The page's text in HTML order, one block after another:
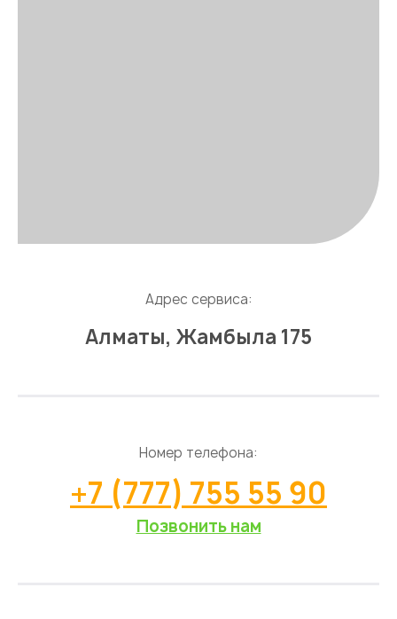
Адрес сервиса:
Алматы, Жамбыла 175
Номер телефона:
+7 (777) 755 55 90
Позвонить нам